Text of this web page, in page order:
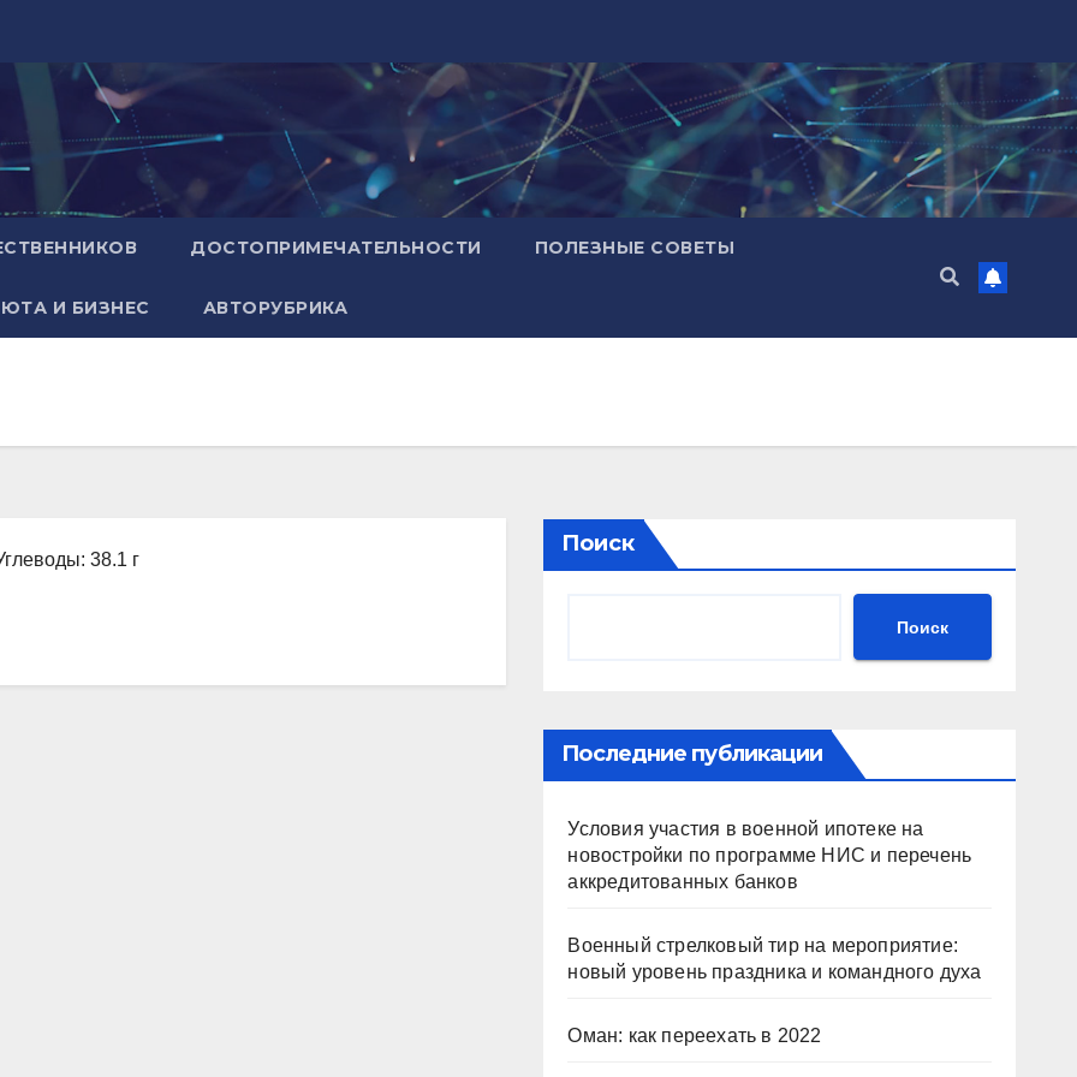
ДОСТОПРИМЕЧАТЕЛЬНОСТИ ПОЛЕЗНЫЕ СОВЕТЫ
И БИЗНЕС АВТОРУБРИКА
38.1 г
Поиск
Поиск
Последние публикации
Условия участия в военной ипотеке на
новостройки по программе НИС и перечень
аккредитованных банков
Военный стрелковый тир на мероприятие:
новый уровень праздника и командного духа
Оман: как переехать в 2022